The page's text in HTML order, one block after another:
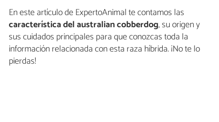
En este artículo de ExpertoAnimal te contamos las
característica del australian cobberdog, su origen y
sus cuidados principales para que conozcas toda la
información relacionada con esta raza híbrida. ¡No te lo
pierdas!